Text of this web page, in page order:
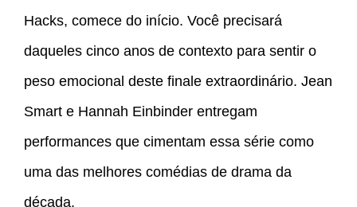
Hacks, comece do início. Você precisará
daqueles cinco anos de contexto para sentir o
peso emocional deste finale extraordinário. Jean
Smart e Hannah Einbinder entregam
performances que cimentam essa série como
uma das melhores comédias de drama da
década.